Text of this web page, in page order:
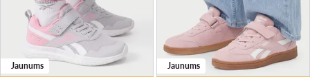
Jaunums Jaunums